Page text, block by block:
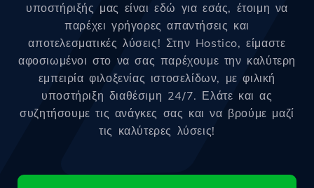
υποστήριξής μας είναι εδώ για εσάς, έτοιμη να
παρέχει γρήγορες απαντήσεις και
αποτελεσματικές λύσεις! Στην Hostico, είμαστε
αφοσιωμένοι στο να σας παρέχουμε την καλύτερη
εμπειρία φιλοξενίας ιστοσελίδων, με φιλική
υποστήριξη διαθέσιμη 24/7. Ελάτε και ας
συζητήσουμε τις ανάγκες σας και να βρούμε μαζί
τις καλύτερες λύσεις!